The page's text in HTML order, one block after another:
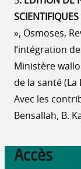
», Osmoses,
l’intégration
Ministère
de la santé (La
Avec les
Bensallah, B.
Accès